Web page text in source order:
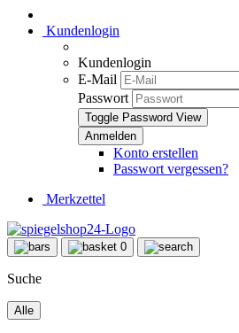
Kundenlogin
Kundenlogin
E-Mail
Passwort
Toggle Password View
Konto erstellen
Passwort vergessen?
Merkzettel
0
Suche
Alle